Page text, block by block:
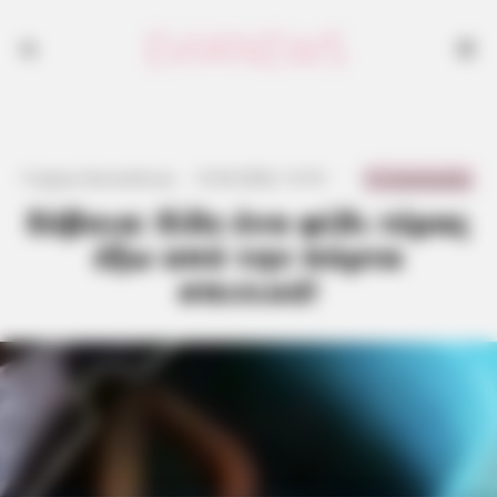
Εύβοια: Είδε ένα φίδι τέρας
έξω από την πόρτα
σπιτιού!